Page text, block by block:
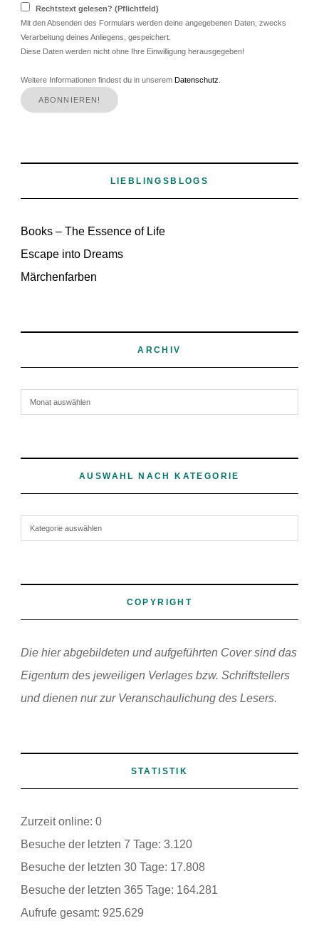
Rechtstext gelesen? (Pflichtfeld)
Mit den Absenden des Formulars werden deine angegebenen Daten, zwecks
Verarbeitung deines Anliegens, gespeichert.
Diese Daten werden nicht ohne Ihre Einwilligung herausgegeben!
Weitere Informationen findest du in unserem Datenschutz
LIEBLINGSBLOGS
Books – The Essence of Life
Escape into Dreams
Märchenfarben
ARCHIV
AUSWAHL NACH KATEGORIE
COPYRIGHT
Die hier abgebildeten und aufgeführten Cover sind das
Eigentum des jeweiligen Verlages bzw. Schriftstellers
und dienen nur zur Veranschaulichung des Lesers.
STATISTIK
Zurzeit online: 0
Besuche der letzten 7 Tage: 3.120
Besuche der letzten 30 Tage: 17.808
Besuche der letzten 365 Tage: 164.281
Aufrufe gesamt: 925.629